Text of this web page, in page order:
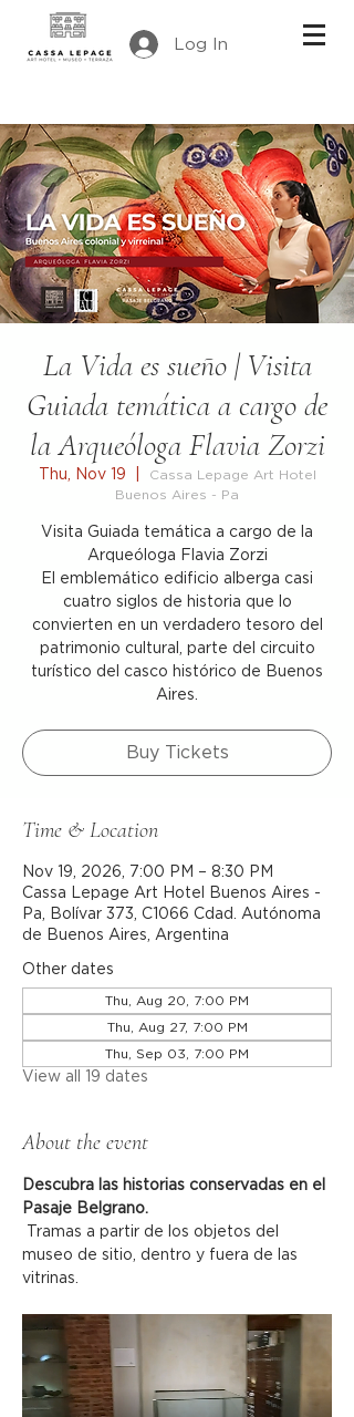
Log In
La Vida es sueño | Visita
Guiada temática a cargo de
la Arqueóloga Flavia Zorzi
Thu, Nov 19
Cassa Lepage Art Hotel
Buenos Aires - Pa
Visita Guiada temática a cargo de la
Arqueóloga Flavia Zorzi
El emblemático edificio alberga casi
cuatro siglos de historia que lo
convierten en un verdadero tesoro del
patrimonio cultural, parte del circuito
turístico del casco histórico de Buenos
Aires.
Buy Tickets
Time & Location
Nov 19, 2026, 7:00 PM – 8:30 PM
Cassa Lepage Art Hotel Buenos Aires -
Pa, Bolívar 373, C1066 Cdad. Autónoma
de Buenos Aires, Argentina
Other dates
Thu, Aug 20, 7:00 PM
Thu, Aug 27, 7:00 PM
Thu, Sep 03, 7:00 PM
View all 19 dates
About the event
Descubra las historias conservadas en el
Pasaje Belgrano.
museo de sitio, dentro y fuera de las
vitrinas.